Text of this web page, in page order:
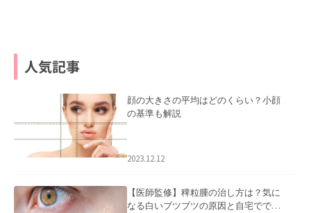
人気記事
顔の大きさの平均はどのくらい？小顔
の基準も解説
2023.12.12
【医師監修】稗粒腫の治し方は？気に
なる白いブツブツの原因と自宅ででき